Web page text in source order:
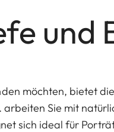
und
möchten, bietet
arbeiten Sie mit
sich ideal für